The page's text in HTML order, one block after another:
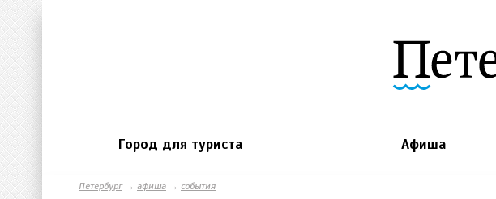
Город для туриста Афиша
Петербург→ афиша → события